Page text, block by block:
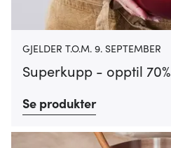
GJELDER T.O.M. 9. SEPTEMBER
Superkupp - opptil 70%
Se produkter